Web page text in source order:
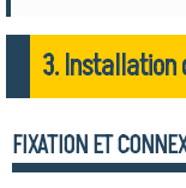
3. Installation
FIXATION ET